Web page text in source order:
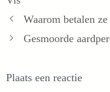
Waarom betalen
Gesmoorde
Plaats een reactie